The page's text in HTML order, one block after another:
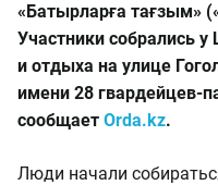
«Батырларға тағзым»
Участники собрались
и отдыха на улице
имени 28 гвардейцев-
сообщает Orda.kz.
Люди начали